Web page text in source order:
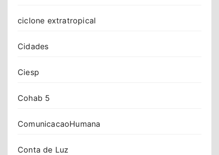
ciclone extratropical
Cidades
Ciesp
Cohab 5
ComunicacaoHumana
Conta de Luz